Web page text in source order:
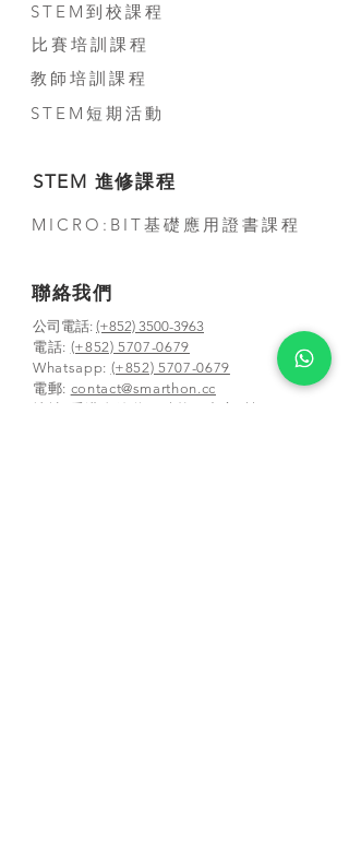
STEM到校課程
比賽培訓課程
教師培訓課程
STEM短期活動
STEM 進修課程
MICRO:BIT基礎應用證書課程
聯絡我們
公司電話: (+852) 3500-3963
電話: (+852) 5707-0679
Whatsapp: (+852) 5707-0679
​電郵: contact@smarthon.cc